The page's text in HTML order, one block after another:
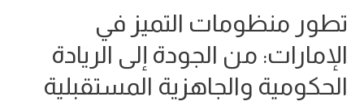
تطور منظومات التميز في
الإمارات: من الجودة إلى الريادة
الحكومية والجاهزية المستقبلية
في
الإمارات:
من
الجودة